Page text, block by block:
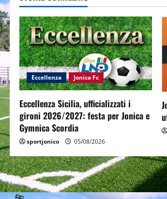
a
v
i
g
a
t
i
o
n
Eccellenza Jonica Fc
Eccellenza Sicilia, ufficializzati i
gironi 2026/2027: festa per Jonica e
Gymnica Scordia
sportjonico 05/08/2026